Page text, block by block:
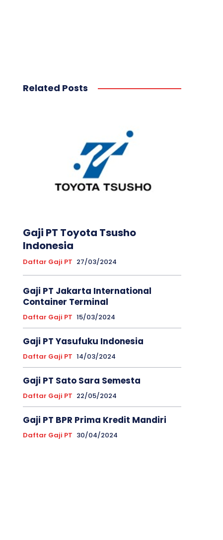
Related Posts
Gaji PT Toyota Tsusho
Indonesia
Daftar Gaji PT 27/03/2024
Gaji PT Jakarta International
Container Terminal
Daftar Gaji PT 15/03/2024
Gaji PT Yasufuku Indonesia
Daftar Gaji PT 14/03/2024
Gaji PT Sato Sara Semesta
Daftar Gaji PT 22/05/2024
Gaji PT BPR Prima Kredit Mandiri
Daftar Gaji PT 30/04/2024